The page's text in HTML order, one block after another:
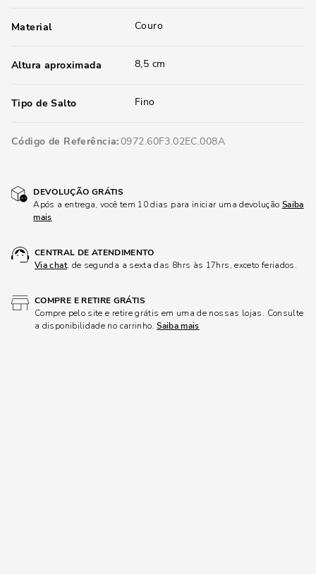
Material Couro
Altura aproximada 8,5 cm
Tipo de Salto Fino
Código de Referência 0972.60F3.02EC.008A
DEVOLUÇÃO GRÁTIS
Após a entrega, você tem 10 dias para iniciar uma devolução Saiba
mais
CENTRAL DE ATENDIMENTO
Via chat, de segunda a sexta das 8hrs às 17hrs, exceto feriados.
COMPRE E RETIRE GRÁTIS
Compre pelo site e retire grátis em uma de nossas lojas. Consulte
a disponibilidade no carrinho.Saiba mais